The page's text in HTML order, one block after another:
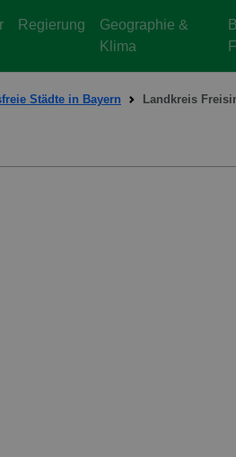
Regierung
Geographie &
Klima
Städte in Bayern Landkreis